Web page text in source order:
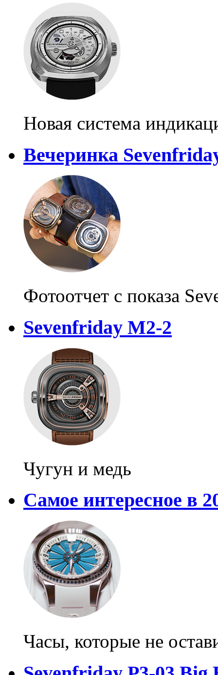
Новая система
Вечеринка
Фотоотчет с показа
Sevenfriday M2-2
Чугун и медь
Самое интересное в
Часы, которые не